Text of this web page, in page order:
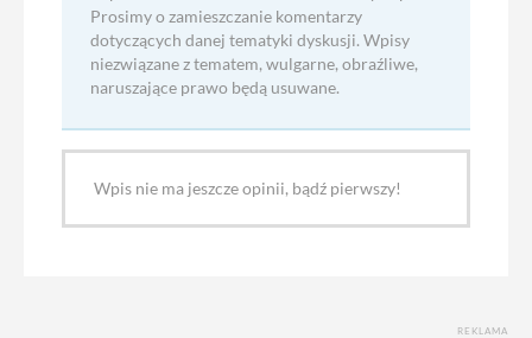
Prosimy o zamieszczanie komentarzy
dotyczących danej tematyki dyskusji. Wpisy
niezwiązane z tematem, wulgarne, obraźliwe,
naruszające prawo będą usuwane.
Wpis nie ma jeszcze opinii, bądź pierwszy!
REKLAMA